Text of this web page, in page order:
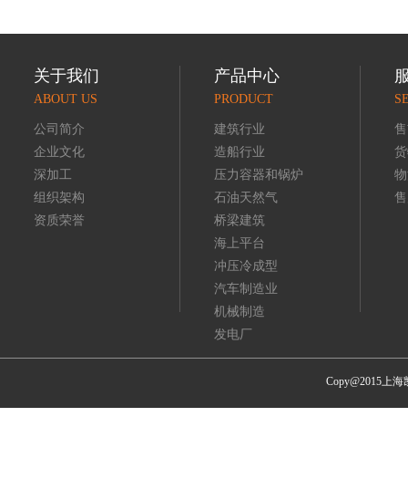
关于我们
ABOUT US
公司简介
企业文化
深加工
组织架构
资质荣誉
产品中心
PRODUCT
建筑行业
造船行业
压力容器和锅炉
石油天然气
桥梁建筑
海上平台
冲压冷成型
汽车制造业
机械制造
发电厂
Copy@2015上